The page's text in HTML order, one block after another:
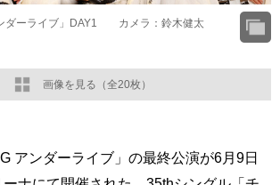
画像を見る（全20枚）
ダーライブ」DAY1 カメラ：鈴木健太
アンダーライブ」の最終公演が6月9日